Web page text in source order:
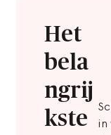
Het
bela
ngrij
kste
in